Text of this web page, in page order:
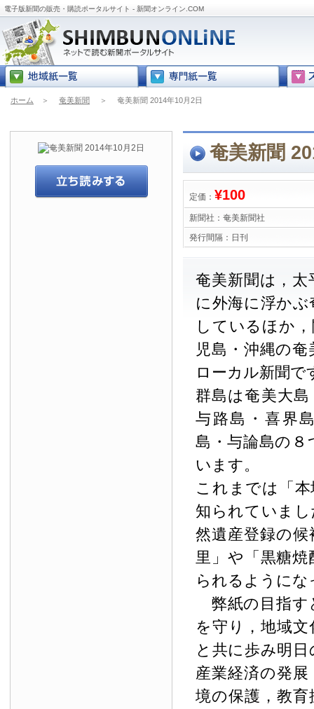
電子版新聞の販売・購読ポータルサイト - 新聞オンライン.COM
ホーム ＞ 奄美新聞 ＞ 奄美新聞 2014年10月2日
奄美新聞
定価： ¥100
新聞社： 奄美新聞社
発行間隔： 日刊
奄美新聞は，
に外海に浮か
しているほか
児島・沖縄の
ローカル新聞で
群島は奄美大
与路島・喜界
島・与論島の
います。
これまでは「
知られていま
然遺産登録の
里」や「黒糖
られるように
弊紙の目指す
を守り，地域
と共に歩み明
産業経済の発
境の保護，教